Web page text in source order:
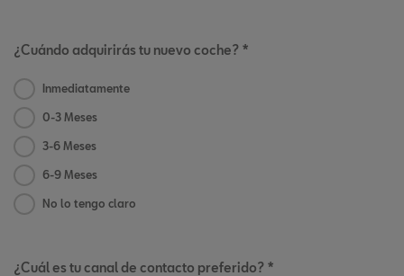
¿Cuándo adquirirás tu nuevo coche? *
Inmediatamente
0-3 Meses
3-6 Meses
6-9 Meses
No lo tengo claro
¿Cuál es tu canal de contacto preferido? *